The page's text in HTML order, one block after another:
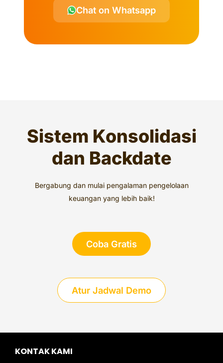
Chat on Whatsapp
Sistem Konsolidasi
dan Backdate
Bergabung dan mulai pengalaman pengelolaan
keuangan yang lebih baik!
Coba Gratis
Atur Jadwal Demo
KONTAK KAMI